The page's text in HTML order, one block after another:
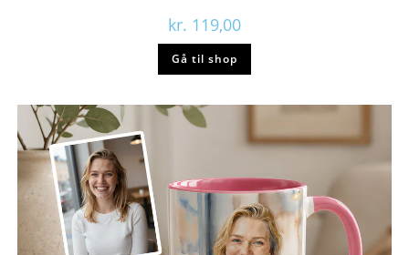
kr. 119,00
Gå til shop